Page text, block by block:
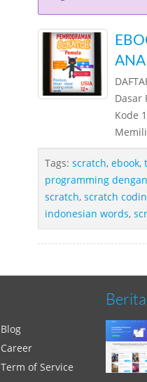
Dasar
Kode
Tags: scratch, ebook,
programming
scratch, scratch
indonesian words,
Blog
Career
Term of Service